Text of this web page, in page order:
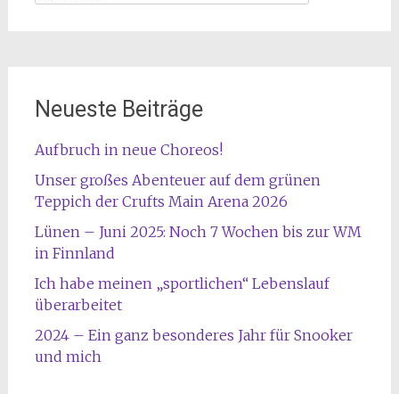
nach:
Neueste Beiträge
Aufbruch in neue Choreos!
Unser großes Abenteuer auf dem grünen
Teppich der Crufts Main Arena 2026
Lünen – Juni 2025: Noch 7 Wochen bis zur WM
in Finnland
Ich habe meinen „sportlichen“ Lebenslauf
überarbeitet
2024 – Ein ganz besonderes Jahr für Snooker
und mich